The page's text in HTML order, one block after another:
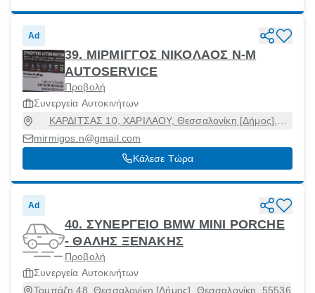
Ad
39. ΜΙΡΜΙΓΓΟΣ ΝΙΚΟΛΑΟΣ N-M
AUTOSERVICE
Προβολή
Συνεργεία Αυτοκινήτων
ΚΑΡΔΙΤΣΑΣ 10, ΧΑΡΙΛΑΟΥ, Θεσσαλονίκη [Δήμος],
Θεσσαλονίκη, 54249
mirmigos.n@gmail.com
Κάλεσε Τώρα
Ad
40. ΣΥΝΕΡΓΕΙΟ BMW MINI PORCHE
- ΘΑΛΗΣ ΞΕΝΑΚΗΣ
Προβολή
Συνεργεία Αυτοκινήτων
Τομπάζη 48, Θεσσαλονίκη [Δήμος], Θεσσαλονίκη, 55536